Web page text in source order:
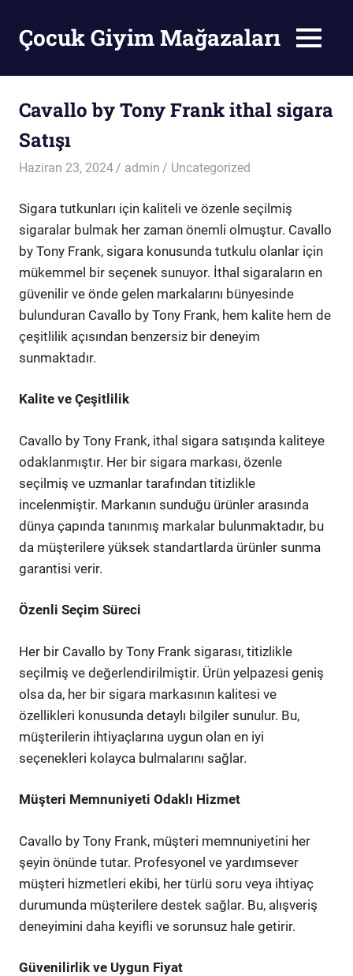
contentÇocuk Giyim Mağazaları
Mağazaları
MENU
Cavallo by Tony Frank ithal sigara
Satışı
Haziran 23, 2024 admin Uncategorized
Sigara tutkunları için kaliteli ve özenle seçilmiş
sigaralar bulmak her zaman önemli olmuştur. Cavallo
by Tony Frank, sigara konusunda tutkulu olanlar için
mükemmel bir seçenek sunuyor. İthal sigaraların en
güvenilir ve önde gelen markalarını bünyesinde
bulunduran Cavallo by Tony Frank, hem kalite hem de
çeşitlilik açısından benzersiz bir deneyim
sunmaktadır.
Kalite ve Çeşitlilik
Cavallo by Tony Frank, ithal sigara satışında kaliteye
odaklanmıştır. Her bir sigara markası, özenle
seçilmiş ve uzmanlar tarafından titizlikle
incelenmiştir. Markanın sunduğu ürünler arasında
dünya çapında tanınmış markalar bulunmaktadır, bu
da müşterilere yüksek standartlarda ürünler sunma
garantisi verir.
Özenli Seçim Süreci
Her bir Cavallo by Tony Frank sigarası, titizlikle
seçilmiş ve değerlendirilmiştir. Ürün yelpazesi geniş
olsa da, her bir sigara markasının kalitesi ve
özellikleri konusunda detaylı bilgiler sunulur. Bu,
müşterilerin ihtiyaçlarına uygun olan en iyi
seçenekleri kolayca bulmalarını sağlar.
Müşteri Memnuniyeti Odaklı Hizmet
Cavallo by Tony Frank, müşteri memnuniyetini her
şeyin önünde tutar. Profesyonel ve yardımsever
müşteri hizmetleri ekibi, her türlü soru veya ihtiyaç
durumunda müşterilere destek sağlar. Bu, alışveriş
deneyimini daha keyifli ve sorunsuz hale getirir.
Güvenilirlik ve Uygun Fiyat